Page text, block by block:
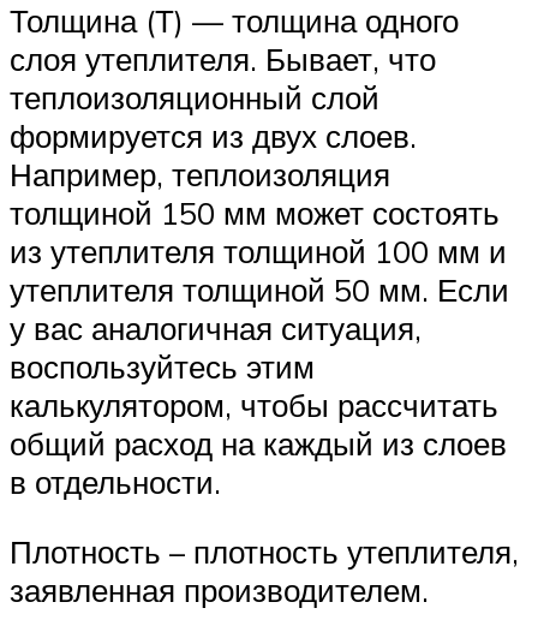
Толщина (Т) — толщина одного
слоя утеплителя. Бывает, что
теплоизоляционный слой
формируется из двух слоев.
Например, теплоизоляция
толщиной 150 мм может состоять
из утеплителя толщиной 100 мм и
утеплителя толщиной 50 мм. Если
у вас аналогичная ситуация,
воспользуйтесь этим
калькулятором, чтобы рассчитать
общий расход на каждый из слоев
в отдельности.
Плотность – плотность утеплителя,
заявленная производителем.